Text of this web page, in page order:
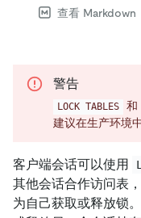
查看 Markdown
警告
LOCK TABLES 和
建议在生产环境
客户端会话可以使用
其他会话合作访问表
为自己获取或释放锁